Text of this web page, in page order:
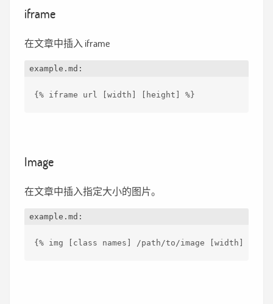
iframe
在文章中插入 iframe
example.md:
{% iframe url [width] [height] %}
Image
在文章中插入指定大小的图片。
example.md:
{% img [class names] /path/to/image [width]